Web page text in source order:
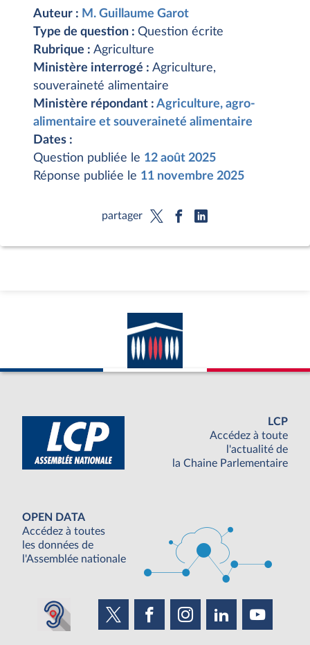
Auteur : M. Guillaume Garot
Type de question : Question écrite
Rubrique : Agriculture
Ministère interrogé : Agriculture,
souveraineté alimentaire
Ministère répondant : Agriculture, agro-
alimentaire et souveraineté alimentaire
Dates :
Question publiée le 12 août 2025
Réponse publiée le 11 novembre 2025
partager
LCP
Accédez à toute
l'actualité de
la Chaine Parlementaire
OPEN DATA
Accédez à toutes
les données de
l'Assemblée nationale